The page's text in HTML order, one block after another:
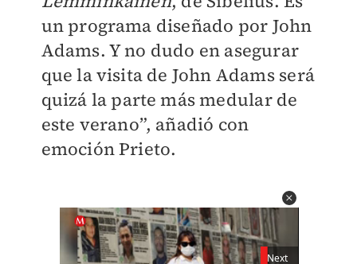
un programa diseñado por John
Adams. Y no dudo en asegurar
que la visita de John Adams será
quizá la parte más medular de
este verano”, añadió con
emoción Prieto.